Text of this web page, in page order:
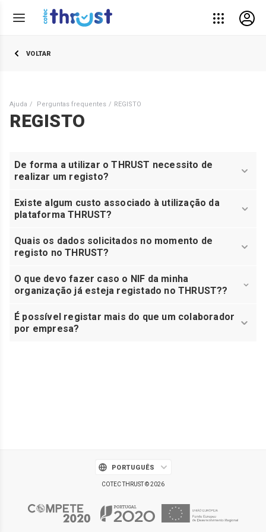
VOLTAR
Ajuda Perguntas frequentes REGISTO
REGISTO
De forma a utilizar o THRUST necessito de
realizar um registo?
Existe algum custo associado à utilização da
plataforma THRUST?
Quais os dados solicitados no momento de
registo no THRUST?
O que devo fazer caso o NIF da minha
organização já esteja registado no THRUST??
É possível registar mais do que um colaborador
por empresa?
PORTUGUÊS
COTEC THRUST © 2026